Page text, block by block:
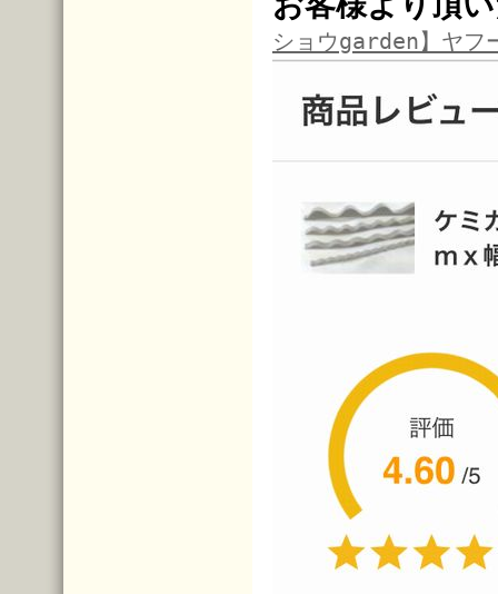
ショウgarden】ヤフ